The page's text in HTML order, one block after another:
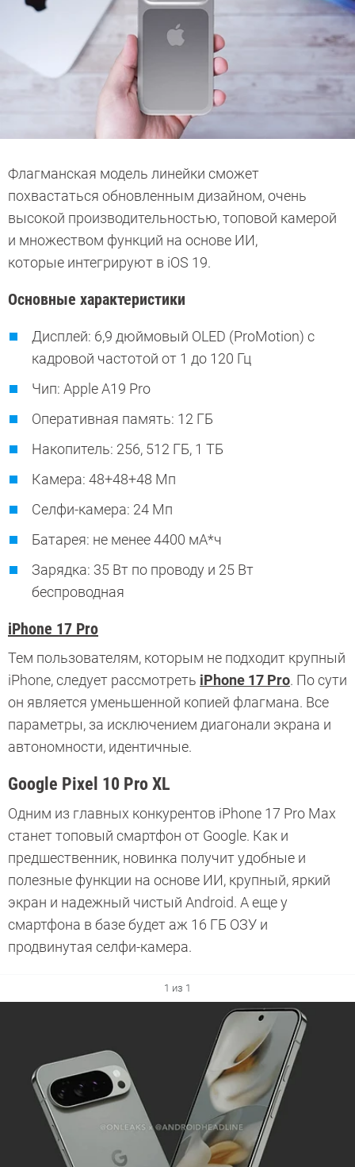
Флагманская модель линейки сможет
похвастаться обновленным дизайном, очень
высокой производительностью, топовой камерой
и множеством функций на основе ИИ,
которые интегрируют в iOS 19.
Основные характеристики
Дисплей: 6,9 дюймовый OLED (ProMotion) с
кадровой частотой от 1 до 120 Гц
Чип: Apple A19 Pro
Оперативная память: 12 ГБ
Накопитель: 256, 512 ГБ, 1 ТБ
Камера: 48+48+48 Мп
Селфи-камера: 24 Мп
Батарея: не менее 4400 мА*ч
Зарядка: 35 Вт по проводу и 25 Вт
беспроводная
iPhone 17 Pro
Тем пользователям, которым не подходит крупный
iPhone, следует рассмотреть iPhone 17 Pro. По сути
он является уменьшенной копией флагмана. Все
параметры, за исключением диагонали экрана и
автономности, идентичные.
Google Pixel 10 Pro XL
Одним из главных конкурентов iPhone 17 Pro Max
станет топовый смартфон от Google. Как и
предшественник, новинка получит удобные и
полезные функции на основе ИИ, крупный, яркий
экран и надежный чистый Android. А еще у
смартфона в базе будет аж 16 ГБ ОЗУ и
продвинутая селфи-камера.
1 из 1